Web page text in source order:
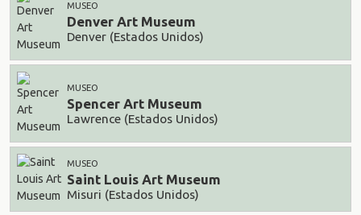
MUSEO
Denver Art Museum
Denver (Estados Unidos)
MUSEO
Spencer Art Museum
Lawrence (Estados Unidos)
MUSEO
Saint Louis Art Museum
Misuri (Estados Unidos)